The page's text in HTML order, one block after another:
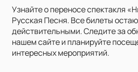
Узнайте о переносе спектакля
Русская Песня. Все билеты
действительными. Следите за
нашем сайте и планируйте
интересных мероприятий.